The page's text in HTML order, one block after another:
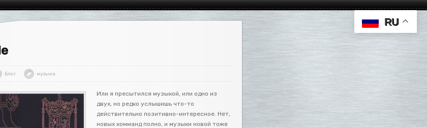
Блог музыка
Или я пресытился музыкой, или одно из
двух, но редко услышишь что-то
действительно позитивно-интересное. Нет,
новых комманд полно, и музыки новой тоже
RU